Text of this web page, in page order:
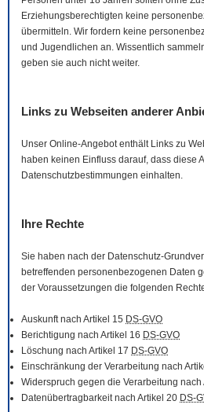
Erziehungsberechtigten keine
übermitteln. Wir fordern keine
und Jugendlichen an. Wissentlich
geben sie auch nicht weiter.
Links zu Webseiten anderer
Unser Online-Angebot enthält Links zu
haben keinen Einfluss darauf, dass diese
Datenschutzbestimmungen einhalten.
Ihre Rechte
Sie haben nach der Datenschutz-
betreffenden personenbezogenen Daten
der Voraussetzungen die folgenden
Auskunft nach Artikel 15 DS-GVO
Berichtigung nach Artikel 16 DS-GVO
Löschung nach Artikel 17 DS-GVO
Einschränkung der Verarbeitung nach
Widerspruch gegen die Verarbeitung nach
Datenübertragbarkeit nach Artikel 20 DS-